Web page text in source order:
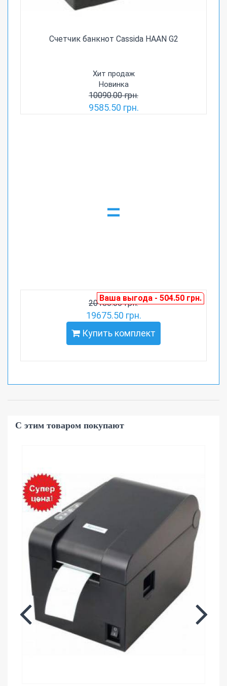
Счетчик банкнот Cassida HAAN G2
Хит продаж
Новинка
10090.00 грн.
9585.50 грн.
=
Ваша выгода - 504.50 грн.
20180.00 грн.
19675.50 грн.
Купить комплект
С этим товаром покупают